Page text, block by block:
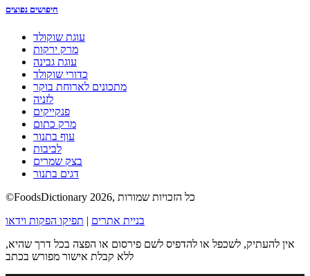
חיפושים נפוצים
עוגת שוקולד
מרק ירקות
עוגת גבינה
כדורי שוקולד
מתכונים לארוחת בוקר
לזניה
פנקייקים
מרק כתום
עוף בתנור
לביבות
בצק שמרים
דגים בתנור
©FoodsDictionary 2026, כל הזכויות שמורות
בניית אתרים | תפיקו הפקות וידאו
אין להעתיק, לשכפל או להדפיס לשם פירסום או הפצה בכל דרך שהיא,
ללא קבלת אישור מפורש בכתב